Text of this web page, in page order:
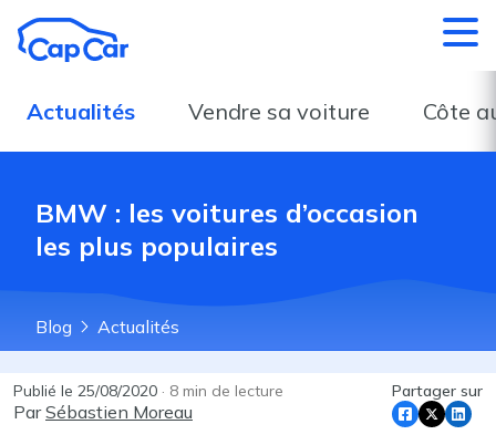
Actualités Vendre sa voiture Côte
BMW : les voitures d’occasion
les plus populaires
Blog Actualités
Publié le 25/08/2020 · 8 min de lecture
ParSébastien Moreau
Partager sur